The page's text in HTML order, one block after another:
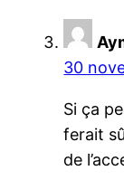
30
Si ça
ferait
de